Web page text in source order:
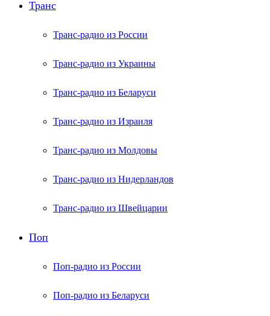
Транс
Транс-радио из России
Транс-радио из Украины
Транс-радио из Беларуси
Транс-радио из Израиля
Транс-радио из Молдовы
Транс-радио из Нидерландов
Транс-радио из Швейцарии
Поп
Поп-радио из России
Поп-радио из Беларуси